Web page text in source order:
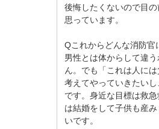
後悔したくないので目
思っています。
Qこれからどんな消防官
男性とは体からして違
ん。でも「これは人に
考えてやっていきたい
です。身近な目標は救
は結婚をして子供も産
いです。